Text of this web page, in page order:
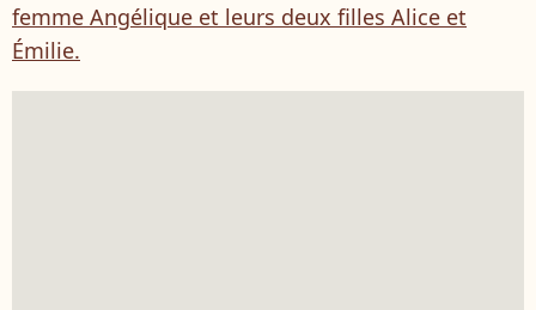
femme Angélique et leurs deux filles Alice et
Émilie.